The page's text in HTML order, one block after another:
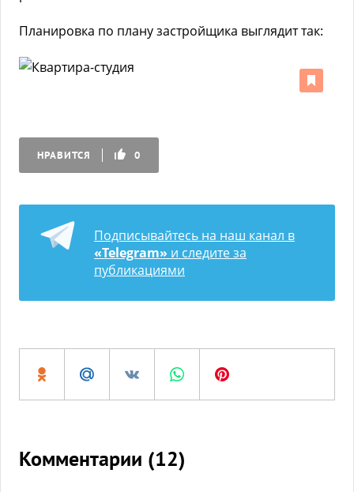
Планировка по плану застройщика выглядит так:
НРАВИТСЯ 0
Подписывайтесь на наш канал в
«Telegram» и следите за
публикациями
Комментарии (12)